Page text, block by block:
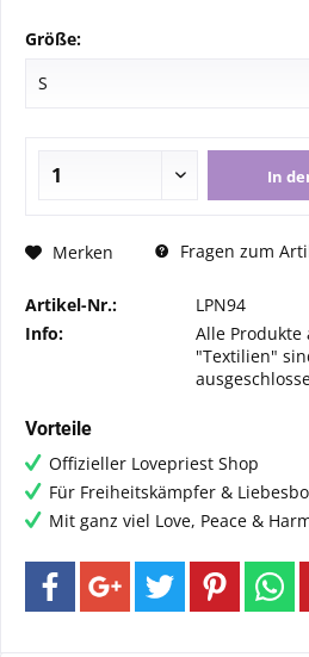
Größe:
In
Merken Fragen zum
Artikel-Nr.:
LPN94
Info:
Alle Produkte
"Textilien"
Vorteile
Offizieller Lovepriest Shop
Für Freiheitskämpfer &
Mit ganz viel Love, Peace &